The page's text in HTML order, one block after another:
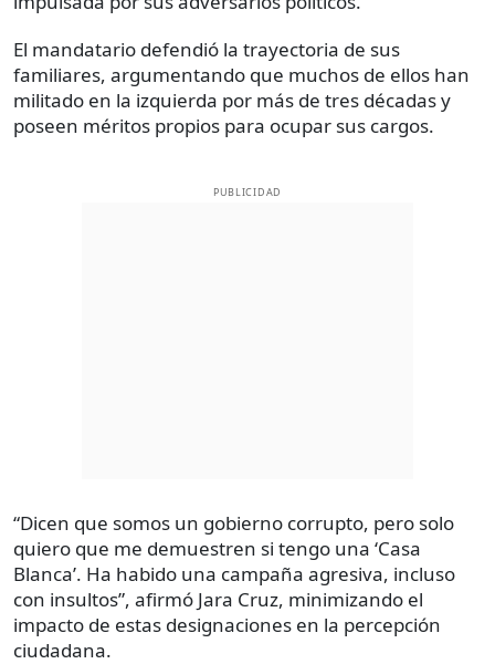
El mandatario defendió la trayectoria de sus
familiares, argumentando que muchos de ellos han
militado en la izquierda por más de tres décadas y
poseen méritos propios para ocupar sus cargos.
PUBLICIDAD
“Dicen que somos un gobierno corrupto, pero solo
quiero que me demuestren si tengo una ‘Casa
Blanca’. Ha habido una campaña agresiva, incluso
con insultos”, afirmó Jara Cruz, minimizando el
impacto de estas designaciones en la percepción
ciudadana.